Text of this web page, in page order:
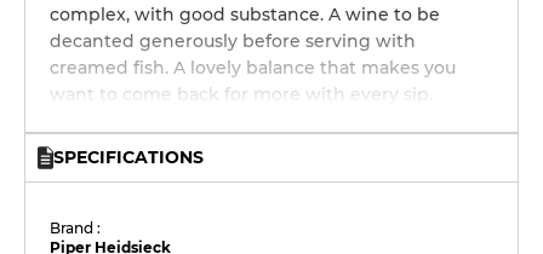
complex, with good substance. A wine to be
decanted generously before serving with
creamed fish. A lovely balance that makes you
want to come back for more with every sip.
SPECIFICATIONS
Brand :
Piper Heidsieck